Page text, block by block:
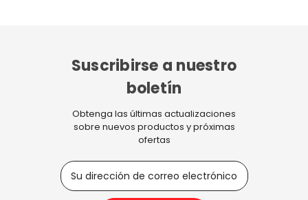
Suscribirse a nuestro
boletín
Obtenga las últimas actualizaciones
sobre nuevos productos y próximas
ofertas
D
i